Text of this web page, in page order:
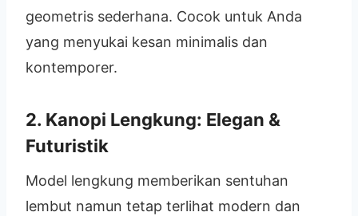
geometris sederhana. Cocok untuk Anda
yang menyukai kesan minimalis dan
kontemporer.
2. Kanopi Lengkung: Elegan &
Futuristik
Model lengkung memberikan sentuhan
lembut namun tetap terlihat modern dan